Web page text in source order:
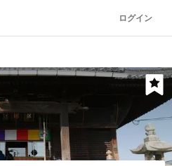
ログイン